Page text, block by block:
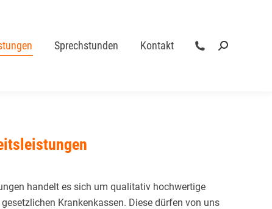
Sprechstunden Kontakt Search:
handelt es sich um qualitativ hochwertige
Krankenkassen. Diese dürfen von uns